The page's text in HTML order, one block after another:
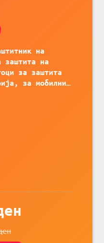
на
заштита на
за заштита
за мобилни